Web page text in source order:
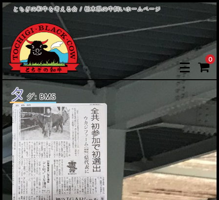
とちぎの和牛を考える会 / 栃木県の牛飼いホームページ
0
タ グ: BMS